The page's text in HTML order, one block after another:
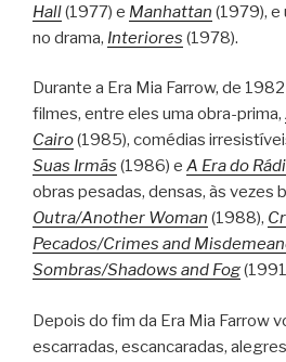
Hall(1977) e Manhattan (1979), e
no drama, Interiores (1978).
Durante a Era Mia Farrow, de
filmes, entre eles uma obra-prima,
Cairo(1985), comédias
Suas Irmãs (1986) e A Era do
obras pesadas, densas, às vezes
Outra/Another Woman (1988),
Pecados/Crimes and
Sombras/Shadows and Fog
Depois do fim da Era Mia Farrow
escarradas, escancaradas,